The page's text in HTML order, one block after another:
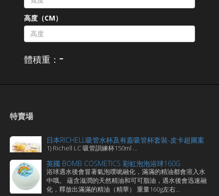
高度（CM）
體積重： -
特賣場
日本RICHELL吸管水杯及有蓋吸管杯套裝-皮卡超圖案
1) Richell LC 吸管訓練杯150ml ...
英國 BOMB COSMETICS 彩虹泡泡浴球160G
浴球遇水後會冒著氣泡噗呲融化，滿滿的精油都會溶入水
中哦。 蘊含滋潤的天然精油和可可脂油，遇水後會迅速融
化，釋放出滿滿的精油（精華） 重量160g左右...